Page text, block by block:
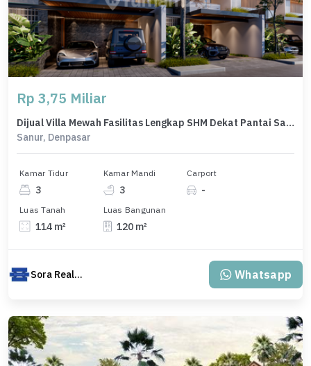
Rp 3,75 Miliar
Dijual Villa Mewah Fasilitas Lengkap SHM Dekat Pantai Sanur Bali
Sanur, Denpasar
Kamar Tidur
3
Kamar Mandi
3
Carport
-
Luas Tanah
114 m²
Luas Bangunan
120 m²
Sora Realty Bali Whatsapp